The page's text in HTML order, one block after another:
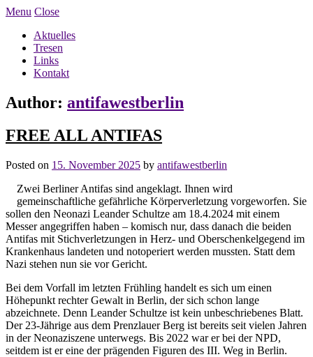
Menu Close
Aktuelles
Tresen
Links
Kontakt
Author: antifawestberlin
FREE ALL ANTIFAS
Posted on 15. November 2025 by antifawestberlin
Zwei Berliner Antifas sind angeklagt. Ihnen wird
gemeinschaftliche gefährliche Körperverletzung vorgeworfen. Sie
sollen den Neonazi Leander Schultze am 18.4.2024 mit einem
Messer angegriffen haben – komisch nur, dass danach die beiden
Antifas mit Stichverletzungen in Herz- und Oberschenkelgegend im
Krankenhaus landeten und notoperiert werden mussten. Statt dem
Nazi stehen nun sie vor Gericht.
Bei dem Vorfall im letzten Frühling handelt es sich um einen
Höhepunkt rechter Gewalt in Berlin, der sich schon lange
abzeichnete. Denn Leander Schultze ist kein unbeschriebenes Blatt.
Der 23-Jährige aus dem Prenzlauer Berg ist bereits seit vielen Jahren
in der Neonaziszene unterwegs. Bis 2022 war er bei der NPD,
seitdem ist er eine der prägenden Figuren des III. Weg in Berlin.